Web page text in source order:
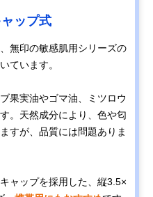
ップ式
無印の敏感肌用シリーズの
ています。
果実油やゴマ油、ミツロウ
。天然成分により、色や匂
すが、品質には問題ありま
ャップを採用した、縦3.5×